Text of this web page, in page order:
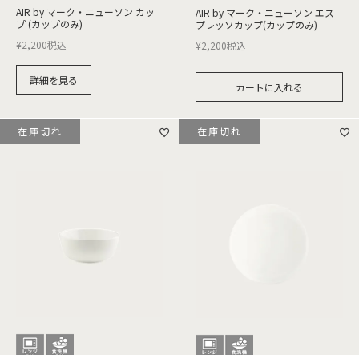
AIR by マーク・ニューソン カッ
プ (カップのみ)
¥2,200税込
詳細を見る
AIR by マーク・ニューソン エス
プレッソカップ(カップのみ)
¥2,200税込
カートに入れる
在庫切れ 在庫切れ